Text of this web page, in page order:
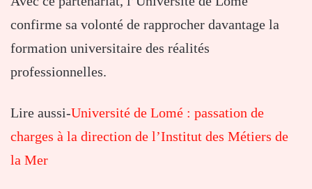
confirme sa volonté de rapprocher davantage la
formation universitaire des réalités
professionnelles.
Lire aussi-Université de Lomé : passation de
charges à la direction de l’Institut des Métiers de
la Mer